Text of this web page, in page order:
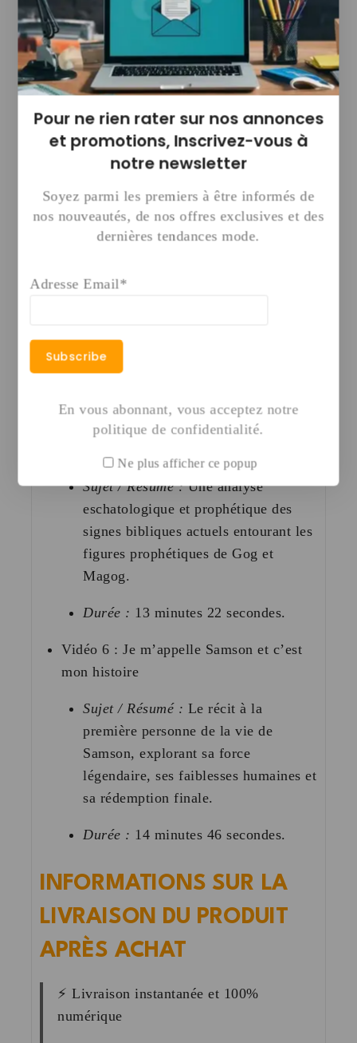
Vidéo 3 : Au-delà de la Vie : Ce Qui
Arrive Vraiment à Votre Esprit Après la
Mort
Sujet / Résumé :
profonde et réconfortante basée sur
les Écritures concernant le voyage de
Durée : 22 minutes 15 secondes.
Sujet / Résumé :
foi face à l’idolâtrie
Vidéo 5 : Israël et le Réveil de Gog et
Sujet / Résumé :Une analyse
eschatologique et prophétique des
signes bibliques actuels entourant les
figures prophétiques de Gog et
Magog.
Durée : 13 minutes 22 secondes.
Vidéo 6 : Je m’appelle Samson et c’est
mon histoire
Sujet / Résumé : Le récit à la
première personne de la vie de
Samson, explorant sa force
légendaire, ses faiblesses humaines et
sa rédemption finale.
Durée : 14 minutes 46 secondes.
INFORMATIONS SUR LA
LIVRAISON DU PRODUIT
APRÈS ACHAT
⚡ Livraison instantanée et 100%
numérique
Pour ne rien rater sur nos annonces
et promotions, Inscrivez-vous à
notre newsletter
Soyez parmi les premiers à être informés de
nos nouveautés, de nos offres exclusives et des
dernières tendances mode.
Adresse Email*
En vous abonnant, vous acceptez notre
politique de confidentialité.
Ne plus afficher ce popup